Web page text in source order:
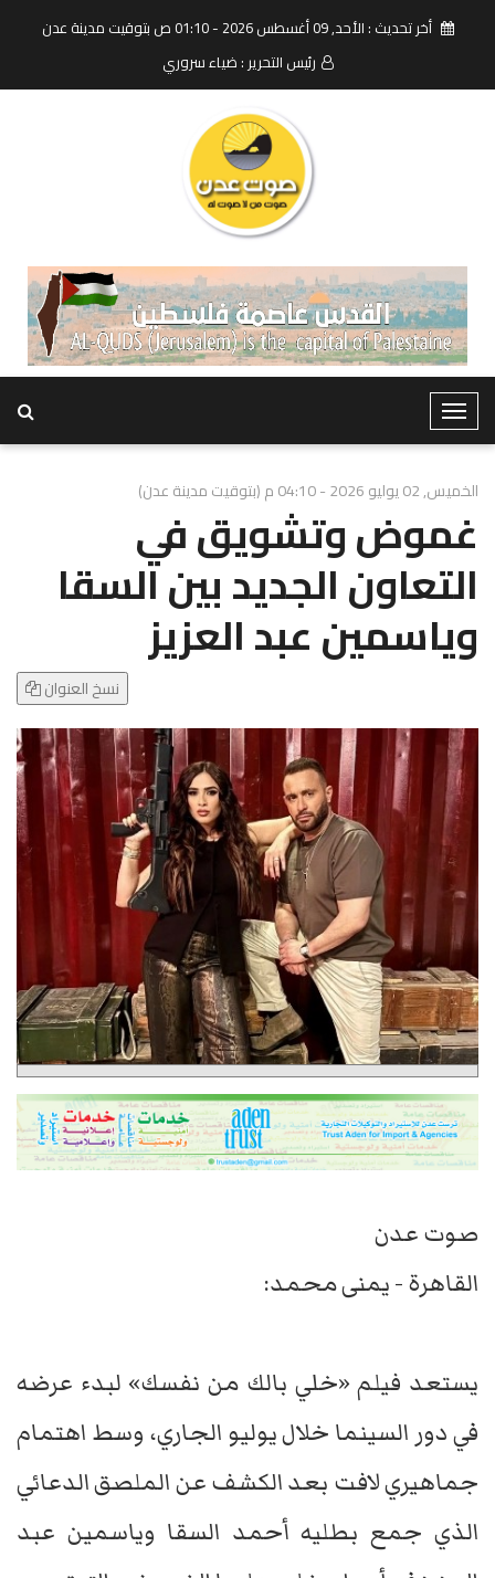
أخر تحديث : الأحد, 09 أغسطس 2026 - 01:10 ص بتوقيت مدينة عدن
رئيس التحرير : ضياء سروري
T
o
g
e
N
a
v
i
t
i
o
n
الخميس, 02 يوليو 2026 - 04:10 م (بتوقيت مدينة عدن)
غموض وتشويق في
التعاون الجديد بين السقا
وياسمين عبد العزيز
نسخ العنوان
صوت عدن
القاهرة - يمنى محمد:
يستعد فيلم «خلي بالك من نفسك» لبدء عرضه
في دور السينما خلال يوليو الجاري، وسط اهتمام
جماهيري لافت بعد الكشف عن الملصق الدعائي
الذي جمع بطليه أحمد السقا وياسمين عبد